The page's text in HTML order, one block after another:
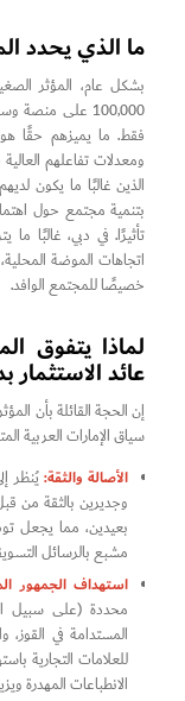
ما الذي يحدد
100,000 على
فقط. ما يميزهم حقًا
ومعدلات تفاعلهم
الذين غالبًا ما يكون
بتنمية مجتمع حول
تأثيرًا. في دبي، غالبًا
اتجاهات الموضة
خصيصًا للمجتمع الوافد.
لماذا يتفوق
عائد الاستثمار
إن الحجة القائلة بأن
سياق الإمارات العربية
الأصالة والثقة:يُنظر
وجديرين بالثقة من
بعيدين، مما يجعل
مشبع بالرسائل
استهداف الجمهور
محددة (على سبيل
المستدامة في القوز،
للعلامات التجارية
الانطباعات المهدرة